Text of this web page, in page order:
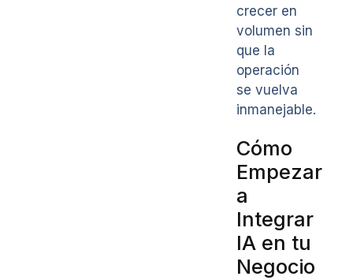
crecer en
volumen sin
que la
operación
se vuelva
inmanejable.
Cómo
Empezar
a
Integrar
IA en tu
Negocio